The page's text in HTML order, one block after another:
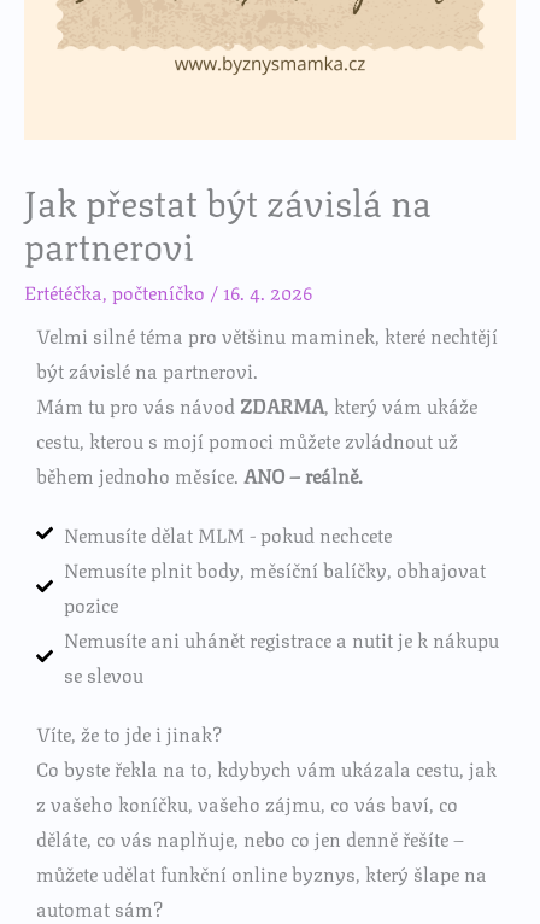
Jak přestat být závislá na
partnerovi
Ertétéčka, počteníčko / 16. 4. 2026
Velmi silné téma pro většinu maminek, které nechtějí
být závislé na partnerovi.
Mám tu pro vás návod ZDARMA, který vám ukáže
cestu, kterou s mojí pomoci můžete zvládnout už
během jednoho měsíce. ANO – reálně.
Nemusíte dělat MLM - pokud nechcete
Nemusíte plnit body, měsíční balíčky, obhajovat
pozice
Nemusíte ani uhánět registrace a nutit je k nákupu
se slevou
Víte, že to jde i jinak?
Co byste řekla na to, kdybych vám ukázala cestu, jak
z vašeho koníčku, vašeho zájmu, co vás baví, co
děláte, co vás naplňuje, nebo co jen denně řešíte –
můžete udělat funkční online byznys, který šlape na
automat sám?